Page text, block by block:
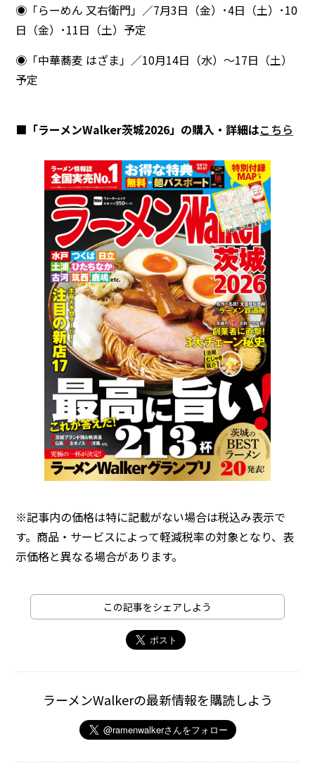
◉「らーめん 又右衛門」／7月3日（金）･4日（土）･10
日（金）･11日（土）予定
◉「中華蕎麦 はざま」／10月14日（水）～17日（土）
予定
■「ラーメンWalker茨城2026」の購入・詳細はこちら
※記事内の価格は特に記載がない場合は税込み表示で
す。商品・サービスによって軽減税率の対象となり、表
示価格と異なる場合があります。
この記事をシェアしよう
ラーメンWalkerの最新情報を購読しよう